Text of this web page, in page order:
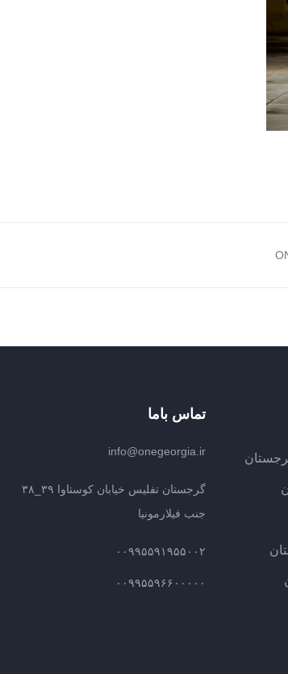
تماس باما
info@onegeorgia.ir
گرجستان تفلیس خیابان کوستاوا ۳۹_۳۸
جنب فیلارمونیا
۰۰۹۹۵۵۹۱۹۵۵۰۰۲
۰۰۹۹۵۵۹۶۶۰۰۰۰۰